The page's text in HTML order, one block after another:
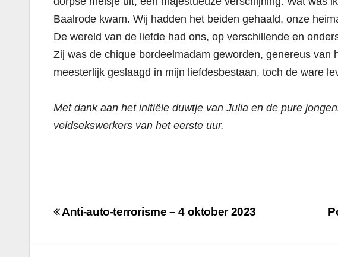
Baalrode kwam. Wij hadden het beiden gehaald, onze
De wereld van de liefde had ons, op verschillende en
Zij was de chique bordeelmadam geworden, genereus
meesterlijk geslaagd in mijn liefdesbestaan, toch de ware
Met dank aan het initiële duwtje van Julia en de pure
veldsekswerkers van het eerste uur.
Berichtnavigatie
Anti-auto-terrorisme – 4 oktober 2023